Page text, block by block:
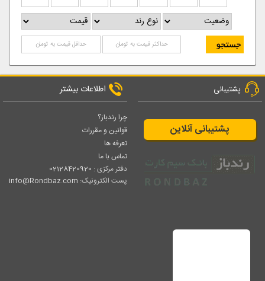
پشتیبانی
پشتیبانی آنلاین
اطلاعات بیشتر
چرا رندباز؟
قوانین و مقررات
تعرفه ها
تماس با ما
دفتر مرکزی : 02128420920
پست الکترونیک: info@Rondbaz.com